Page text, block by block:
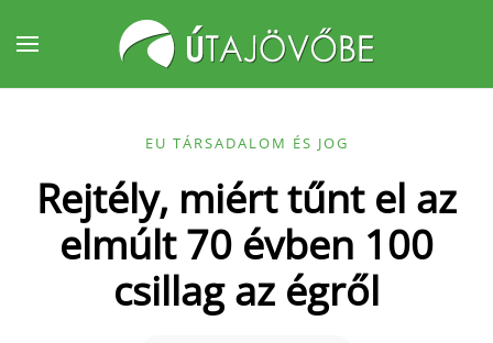
Fő tartalom átugrása
EU TÁRSADALOM ÉS JOG
Rejtély, miért tűnt el az
elmúlt 70 évben 100
csillag az égről